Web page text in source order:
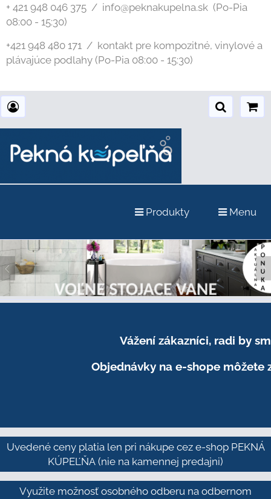
+ 421 948 046 375 / info@peknakupelna.sk (Po-Pia
08:00 - 15:30)
+421 948 480 171 / kontakt pre kompozitné, vinylové a
plávajúce podlahy (Po-Pia 08:00 - 15:30)
Produkty Menu
Vážení zákazníci, radi by
Objednávky na e-shope môžete
Uvedené ceny platia len pri nákupe cez e-shop PEKNÁ
KÚPEĽŇA (nie na kamennej predajni)
Využite možnosť osobného odberu na odbernom